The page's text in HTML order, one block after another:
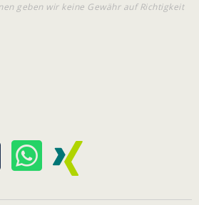
geben wir keine Gewähr auf Richtigkeit